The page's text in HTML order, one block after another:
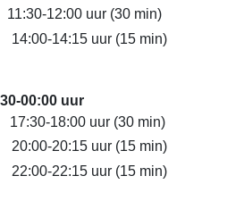
12:00 uur (30 min)
14:15 uur (15 min)
00:00 uur
18:00 uur (30 min)
20:15 uur (15 min)
22:15 uur (15 min)